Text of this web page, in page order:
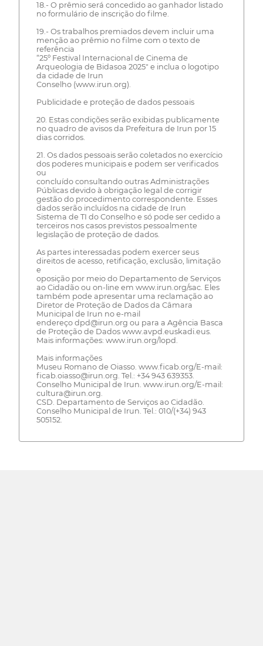
18.- O prêmio será concedido ao ganhador listado
no formulário de inscrição do filme.
19.- Os trabalhos premiados devem incluir uma
menção ao prêmio no filme com o texto de
referência
“25º Festival Internacional de Cinema de
Arqueologia de Bidasoa 2025" e inclua o logotipo
da cidade de Irun
Conselho (www.irun.org).
Publicidade e proteção de dados pessoais
20. Estas condições serão exibidas publicamente
no quadro de avisos da Prefeitura de Irun por 15
dias corridos.
21. Os dados pessoais serão coletados no exercício
dos poderes municipais e podem ser verificados
ou
concluído consultando outras Administrações
Públicas devido à obrigação legal de corrigir
gestão do procedimento correspondente. Esses
dados serão incluídos na cidade de Irun
Sistema de TI do Conselho e só pode ser cedido a
terceiros nos casos previstos pessoalmente
legislação de proteção de dados.
As partes interessadas podem exercer seus
direitos de acesso, retificação, exclusão, limitação
e
oposição por meio do Departamento de Serviços
ao Cidadão ou on-line em www.irun.org/sac. Eles
também pode apresentar uma reclamação ao
Diretor de Proteção de Dados da Câmara
Municipal de Irun no e-mail
endereço dpd@irun.org ou para a Agência Basca
de Proteção de Dados www.avpd.euskadi.eus.
Mais informações: www.irun.org/lopd.
Mais informações
Museu Romano de Oiasso. www.ficab.org/E-mail:
ficab.oiasso@irun.org. Tel.: +34 943 639353.
Conselho Municipal de Irun. www.irun.org/E-mail:
cultura@irun.org.
CSD. Departamento de Serviços ao Cidadão.
Conselho Municipal de Irun. Tel.: 010/(+34) 943
505152.